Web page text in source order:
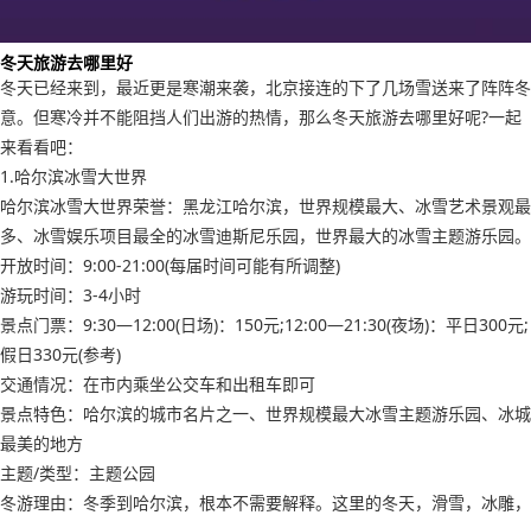
冬天旅游去哪里好
冬天已经来到，最近更是寒潮来袭，北京接连的下了几场雪送来了阵阵冬
意。但寒冷并不能阻挡人们出游的热情，那么冬天旅游去哪里好呢?一起
来看看吧：
1.哈尔滨冰雪大世界
哈尔滨冰雪大世界荣誉：黑龙江哈尔滨，世界规模最大、冰雪艺术景观最
多、冰雪娱乐项目最全的冰雪迪斯尼乐园，世界最大的冰雪主题游乐园。
开放时间：9:00-21:00(每届时间可能有所调整)
游玩时间：3-4小时
景点门票：9:30—12:00(日场)：150元;12:00—21:30(夜场)：平日300元;
假日330元(参考)
交通情况：在市内乘坐公交车和出租车即可
景点特色：哈尔滨的城市名片之一、世界规模最大冰雪主题游乐园、冰城
最美的地方
主题/类型：主题公园
冬游理由：冬季到哈尔滨，根本不需要解释。这里的冬天，滑雪，冰雕，